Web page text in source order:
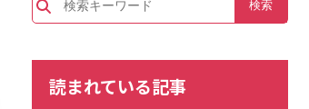
読まれている記事